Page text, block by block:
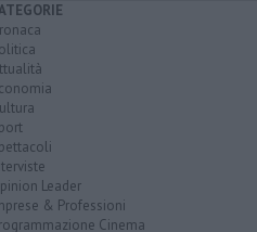
Leader
& Professioni
Cinema